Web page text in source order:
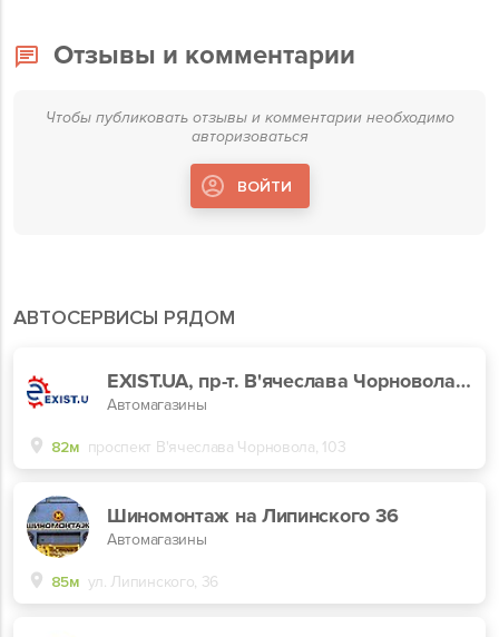
АВТОСЕРВИСЫ РЯДОМ
EXIST.UA, пр-т. В'ячеслава Чорновола, 103
Автомагазины
82м проспект В'ячеслава Чорновола, 103
Шиномонтаж на Липинского 36
Автомагазины
85м ул. Липинского, 36
Отзывы и комментарии
Чтобы публиковать отзывы и комментарии необходимо
авторизоваться
ВОЙТИ